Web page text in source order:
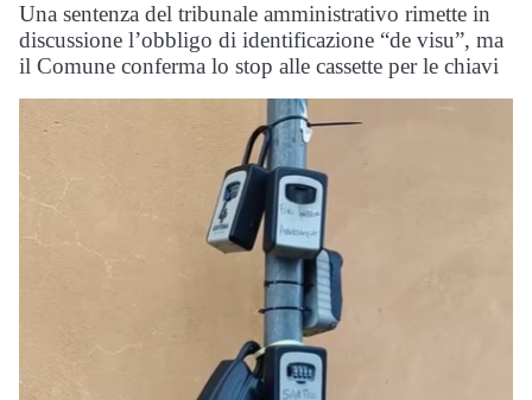
Una sentenza del tribunale amministrativo rimette in
discussione l’obbligo di identificazione “de visu”, ma
il Comune conferma lo stop alle cassette per le chiavi